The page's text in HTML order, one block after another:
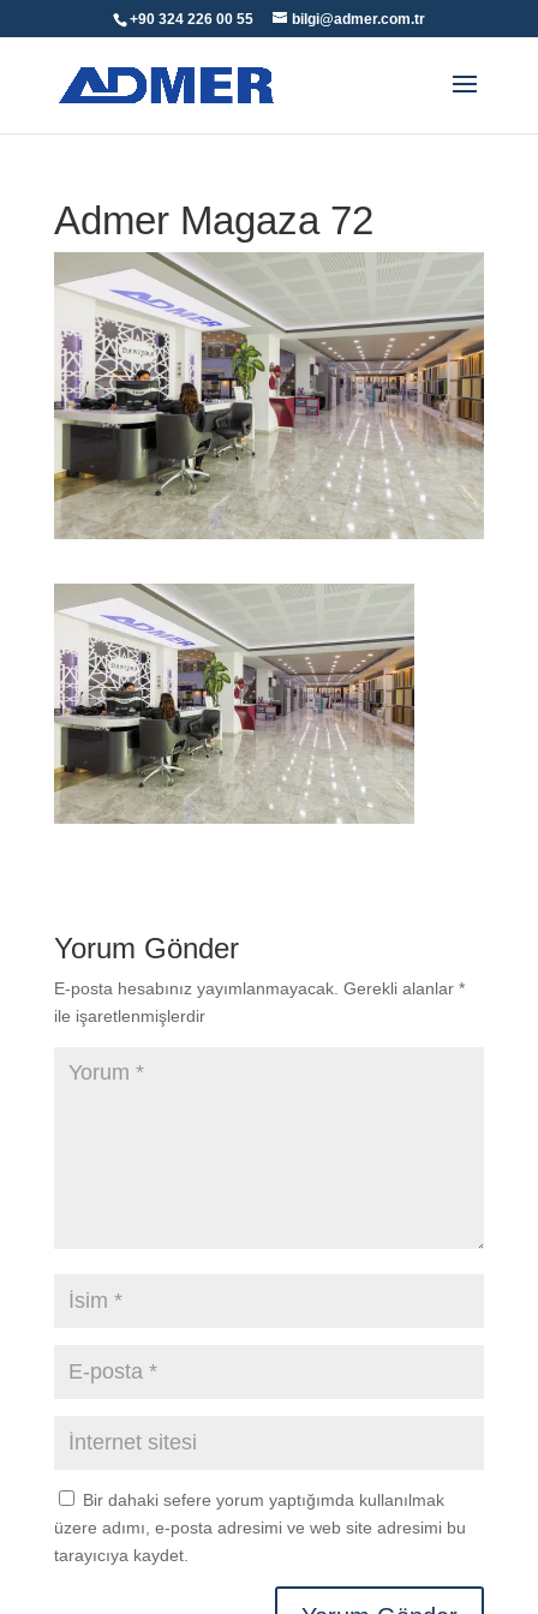
+90 324 226 00 55 bilgi@admer.com.tr
Admer Magaza 72
Yorum Gönder
E-posta hesabınız yayımlanmayacak. Gerekli alanlar *
ile işaretlenmişlerdir
Bir dahaki sefere yorum yaptığımda kullanılmak
üzere adımı, e-posta adresimi ve web site adresimi bu
tarayıcıya kaydet.